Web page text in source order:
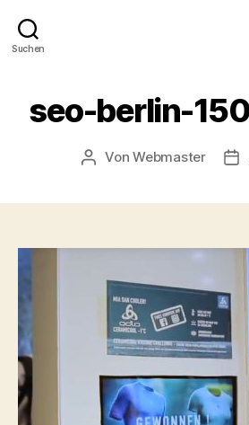
Suchen
seo-berlin-
Beitragsautor
VonWebmaster